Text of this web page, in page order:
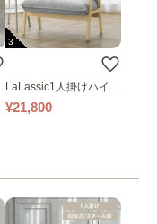
3
LaLassic1人掛けハイバ
ックソファ ワイド
¥21,800